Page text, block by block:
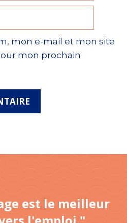
mon e-mail et mon site
mon prochain
est le meilleur